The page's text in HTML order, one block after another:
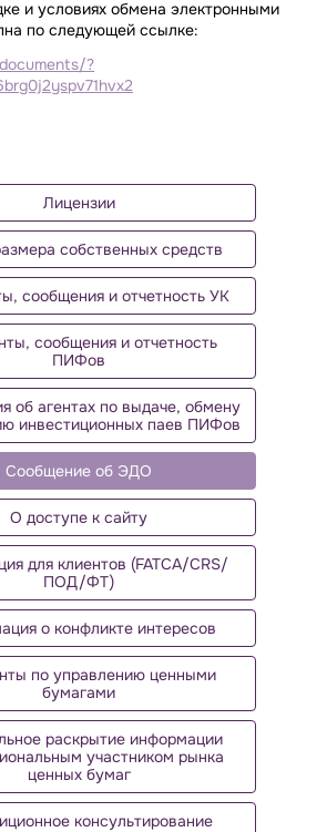
и условиях обмена электронными
по следующей ссылке:
?
Лицензии
собственных средств
сообщения и отчетность УК
сообщения и отчетность
ПИФов
об агентах по выдаче, обмену
инвестиционных паев ПИФов
Сообщение об ЭДО
О доступе к сайту
для клиентов (FATCA/CRS/
ПОД/ФТ)
о конфликте интересов
по управлению ценными
бумагами
раскрытие информации
участником рынка
ценных бумаг
консультирование